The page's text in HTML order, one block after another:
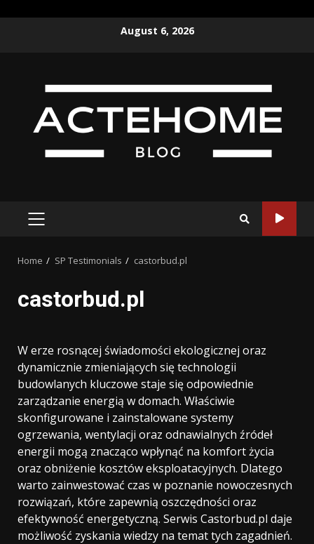
August 6, 2026
PRIMARY
Home SP Testimonials castorbud.pl
castorbud.pl
W erze rosnącej świadomości ekologicznej oraz
dynamicznie zmieniających się technologii
budowlanych kluczowe staje się odpowiednie
zarządzanie energią w domach. Właściwie
skonfigurowane i zainstalowane systemy
ogrzewania, wentylacji oraz odnawialnych źródeł
energii mogą znacząco wpłynąć na komfort życia
oraz obniżenie kosztów eksploatacyjnych. Dlatego
warto zainwestować czas w poznanie nowoczesnych
rozwiązań, które zapewnią oszczędności oraz
efektywność energetyczną. Serwis Castorbud.pl daje
możliwość zyskania wiedzy na temat tych zagadnień.